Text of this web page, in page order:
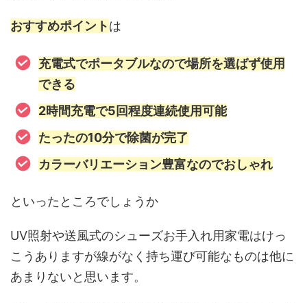
おすすめポイントは
充電式でポータブルなので場所を選ばず使用
できる
2時間充電で5回程度連続使用可能
たったの10分で除菌が完了
カラーバリエーション豊富なのでおしゃれ
といったところでしょうか
UV照射や送風式のシューズお手入れ用家電はけっ
こうありますが線がなく持ち運び可能なものは他に
あまりないと思います。